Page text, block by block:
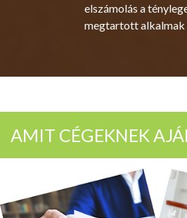
elszámolás a
megtartott alkalmak
AMIT CÉGEKNEK